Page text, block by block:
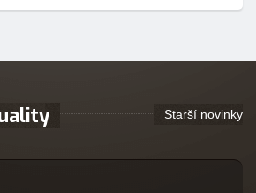
Starší novinky